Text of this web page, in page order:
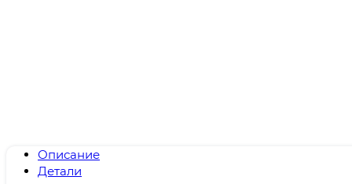
Описание
Детали